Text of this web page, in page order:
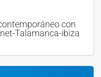
con
Talamanca-ibiza